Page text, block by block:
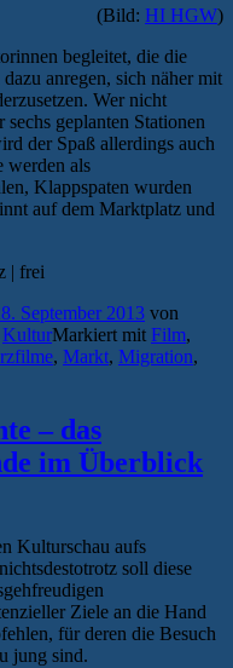
(Bild: HI HGW)
begleitet, die die
anregen, sich näher mit
Wer nicht
geplanten Stationen
der Spaß allerdings auch
werden als
Klappspaten wurden
auf dem Marktplatz und
| frei
September 2013 von
KulturMarkiert mit Film,
, Markt, Migration,
– das
im Überblick
Kulturschau aufs
soll diese
Ziele an die Hand
für deren die Besuch
jung sind.